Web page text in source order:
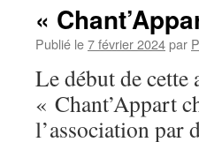
«
Publié le7 février 2024par
Le début de cette
« Chant’Appart
l’association par